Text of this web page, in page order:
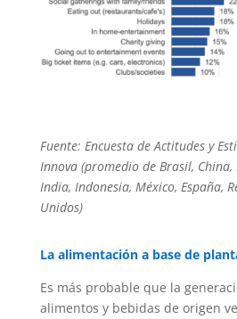
Fuente: Encuesta de Actitudes y
Innova (promedio de Brasil, China,
India, Indonesia, México, España,
Unidos)
La alimentación a base de
Es más probable que la
alimentos y bebidas de origen